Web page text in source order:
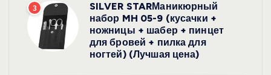
3
SILVER STARМаникюрный
набор MH 05-9 (кусачки +
ножницы + шабер + пинцет
для бровей + пилка для
ногтей) (Лучшая цена)